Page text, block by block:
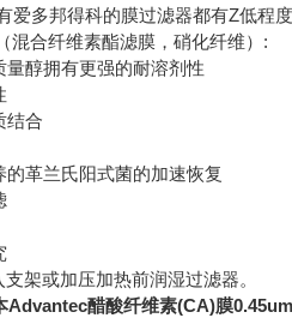
爱多邦得科的膜过滤器都有Z低程
混合纤维素酯滤膜，硝化纤维）:
量醇拥有更强的耐溶剂性
结合
的革兰氏阳式菌的加速恢复
架或加压加热前润湿过滤器。
Advantec醋酸纤维素(CA)膜